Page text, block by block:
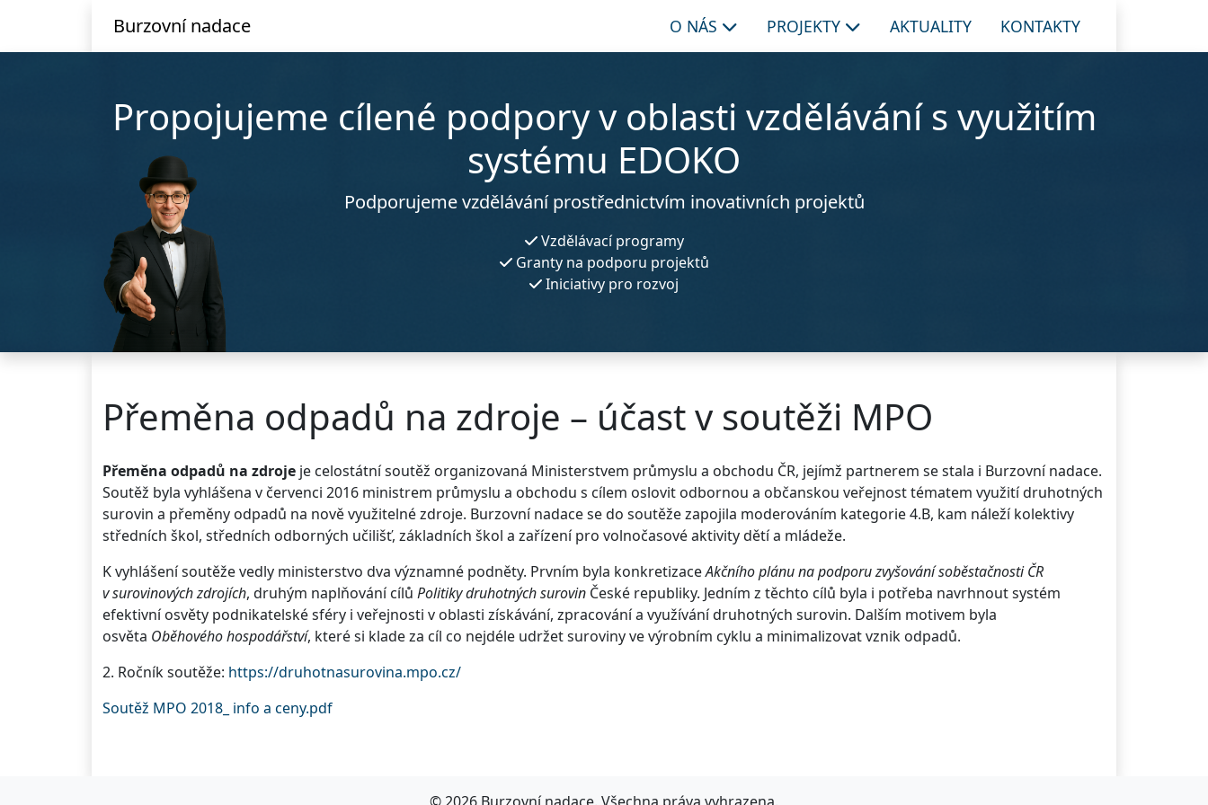
Burzovní nadace O NÁS PROJEKTY AKTUALITY KONTAKTY
Propojujeme cílené podpory v oblasti vzdělávání s využitím
systému EDOKO
Podporujeme vzdělávání prostřednictvím inovativních projektů
Vzdělávací programy
Granty na podporu projektů
Iniciativy pro rozvoj
Přeměna odpadů na zdroje – účast v soutěži MPO
Přeměna odpadů na zdroje je celostátní soutěž organizovaná Ministerstvem průmyslu a obchodu ČR, jejímž partnerem se stala i Burzovní nadace.
Soutěž byla vyhlášena v červenci 2016 ministrem průmyslu a obchodu s cílem oslovit odbornou a občanskou veřejnost tématem využití druhotných
surovin a přeměny odpadů na nově využitelné zdroje. Burzovní nadace se do soutěže zapojila moderováním kategorie 4.B, kam náleží kolektivy
středních škol, středních odborných učilišť, základních škol a zařízení pro volnočasové aktivity dětí a mládeže.
K vyhlášení soutěže vedly ministerstvo dva významné podněty. Prvním byla konkretizaceAkčního plánu na podporu zvyšování soběstačnosti ČR
v surovinových zdrojích, druhým naplňování cílů Politiky druhotných surovin České republiky. Jedním z těchto cílů byla i potřeba navrhnout systém
efektivní osvěty podnikatelské sféry i veřejnosti v oblasti získávání, zpracování a využívání druhotných surovin. Dalším motivem byla
osvěta Oběhového hospodářství, které si klade za cíl co nejdéle udržet suroviny ve výrobním cyklu a minimalizovat vznik odpadů.
2. Ročník soutěže: https://druhotnasurovina.mpo.cz/
Soutěž MPO 2018_ info a ceny.pdf